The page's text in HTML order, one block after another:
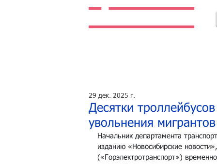
Десятки
увольнения
29 дек. 2025 г.
Начальник департамента
изданию «Новосибирские
(«Горэлектротранспорт»)